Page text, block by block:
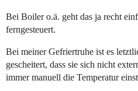
Bei Boiler o.ä. geht das ja recht
ferngesteuert.
Bei meiner Gefriertruhe ist es
gescheitert, dass sie sich nicht
immer manuell die Temperatur